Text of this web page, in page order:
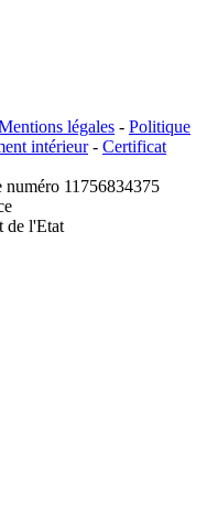
légales - Politique
intérieur- Certificat
numéro 11756834375
de l'Etat